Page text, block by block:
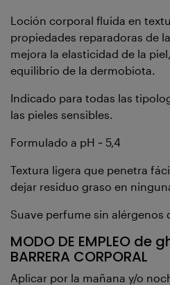
Loción corporal fluida en
propiedades reparadoras de
mejora la elasticidad de la
equilibrio de la dermobiota.
Indicado para todas las
las pieles sensibles.
Formulado a pH ~ 5,4
Textura ligera que penetra
dejar residuo graso en
Suave perfume sin alérgenos
MODO DE EMPLEO de
BARRERA CORPORAL
Aplicar por la mañana y/o